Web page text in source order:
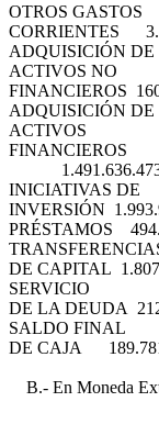
OTROS GASTOS
ADQUISICIÓN DE
ACTIVOS NO
FINANCIEROS
ADQUISICIÓN DE
ACTIVOS
FINANCIEROS
INICIATIVAS DE
INVERSIÓN
PRÉSTAMOS
DE CAPITAL
SERVICIO
DE LA DEUDA
SALDO FINAL
DE CAJA
B.- En Moneda